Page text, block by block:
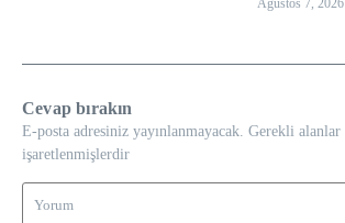
Ağustos 7, 2026
Cevap bırakın
E-posta adresiniz yayınlanmayacak. Gerekli alanlar
işaretlenmişlerdir